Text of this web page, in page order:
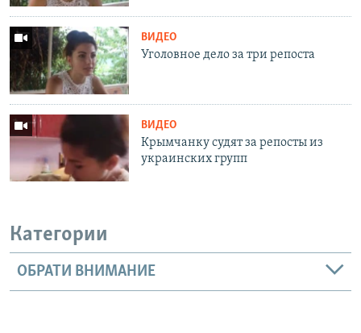
ВИДЕО
Уголовное дело за три репоста
ВИДЕО
Крымчанку судят за репосты из
украинских групп
Категории
ОБРАТИ ВНИМАНИЕ